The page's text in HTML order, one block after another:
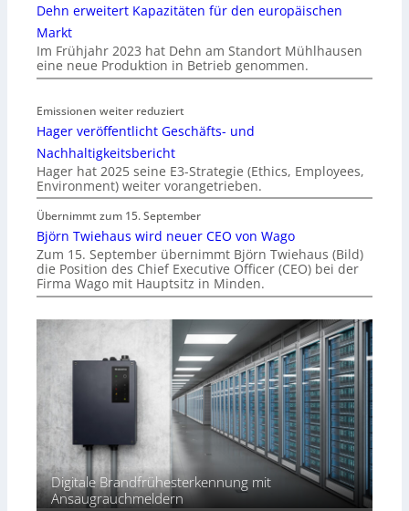
Dehn erweitert Kapazitäten für den europäischen
Markt
Im Frühjahr 2023 hat Dehn am Standort Mühlhausen
eine neue Produktion in Betrieb genommen.
Emissionen weiter reduziert
Hager veröffentlicht Geschäfts- und
Nachhaltigkeitsbericht
Hager hat 2025 seine E3-Strategie (Ethics, Employees,
Environment) weiter vorangetrieben.
Übernimmt zum 15. September
Björn Twiehaus wird neuer CEO von Wago
Zum 15. September übernimmt Björn Twiehaus (Bild)
die Position des Chief Executive Officer (CEO) bei der
Firma Wago mit Hauptsitz in Minden.
Digitale Brandfrühesterkennung mit
Ansaugrauchmeldern